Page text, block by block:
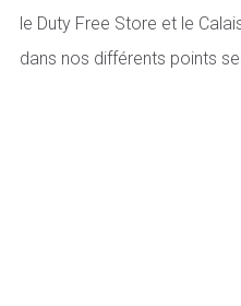
le Duty Free Store et le
dans nos différents points